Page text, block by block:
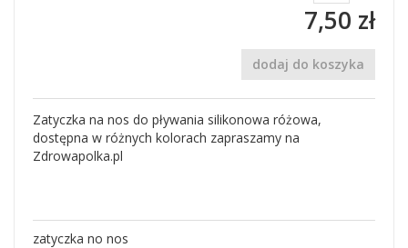
7,50 zł
dodaj do koszyka
Zatyczka na nos do pływania silikonowa różowa,
dostępna w różnych kolorach zapraszamy na
Zdrowapolka.pl
zatyczka no nos